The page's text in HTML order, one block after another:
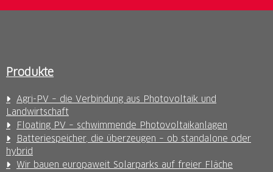
Produkte
Agri-PV – die Verbindung aus Photovoltaik und
Landwirtschaft
Floating PV – schwimmende Photovoltaikanlagen
Batteriespeicher, die überzeugen – ob standalone oder
hybrid
Wir bauen europaweit Solarparks auf freier Fläche